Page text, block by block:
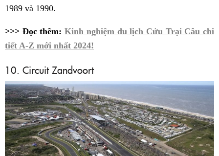
1989 và 1990.
>>> Đọc thêm:Kinh nghiệm du lịch Cửu Trại Câu chi
tiết A-Z mới nhất 2024!
10. Circuit Zandvoort